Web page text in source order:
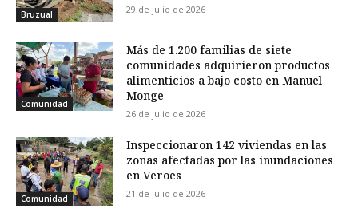
Bruzual 29 de julio de 2026
Comunidad
Más de 1.200 familias de siete
comunidades adquirieron productos
alimenticios a bajo costo en Manuel
Monge
26 de julio de 2026
Comunidad
Inspeccionaron 142 viviendas en las
zonas afectadas por las inundaciones
en Veroes
21 de julio de 2026